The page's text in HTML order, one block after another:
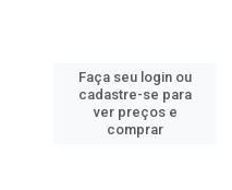
Faça seu login ou
cadastre-se para
ver preços e
comprar